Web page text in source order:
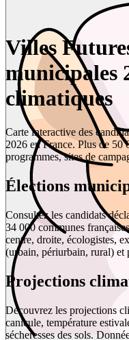
Villes
municipales
climatiques
Carte interactive des
2026 en France. Plus de 50
programmes, sites de
Élections
Consultez les candidats
34 000 communes
centre, droite, écologistes,
(urbain, périurbain, rural) et
Projections
Découvrez les projections
canicule, température
sécheresses des sols.